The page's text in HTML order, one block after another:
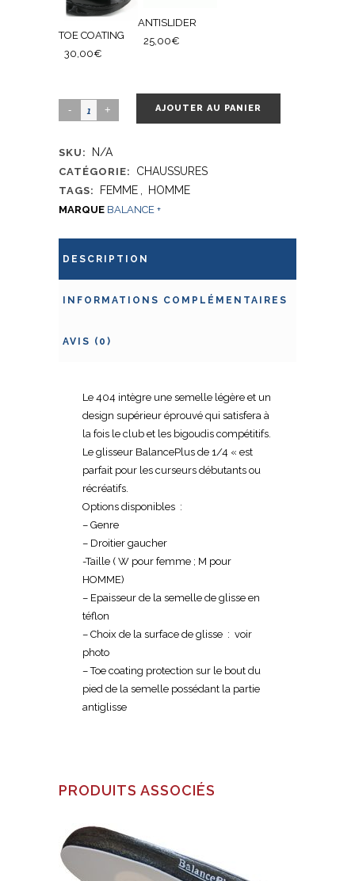
TOE COATING
30,00€
ANTISLIDER
25,00€
AJOUTER AU PANIER
SKU: N/A
CATÉGORIE: CHAUSSURES
TAGS: FEMME HOMME
MARQUE BALANCE +
DESCRIPTION
INFORMATIONS COMPLÉMENTAIRES
AVIS (0)
Le 404 intègre une semelle légère et un
design supérieur éprouvé qui satisfera à
la fois le club et les bigoudis compétitifs.
Le glisseur BalancePlus de 1/4 « est
parfait pour les curseurs débutants ou
récréatifs.
Options disponibles :
– Genre
– Droitier gaucher
-Taille ( W pour femme ; M pour
HOMME)
– Epaisseur de la semelle de glisse en
téflon
– Choix de la surface de glisse : voir
photo
– Toe coating protection sur le bout du
pied de la semelle possédant la partie
antiglisse
PRODUITS ASSOCIÉS